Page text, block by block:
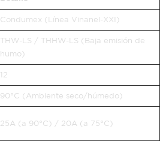
Condumex (Línea Vinanel-XXI)
THW-LS / THHW-LS (Baja emisión de
humo)
12
90°C (Ambiente seco/húmedo)
25A (a 90°C) / 20A (a 75°C)